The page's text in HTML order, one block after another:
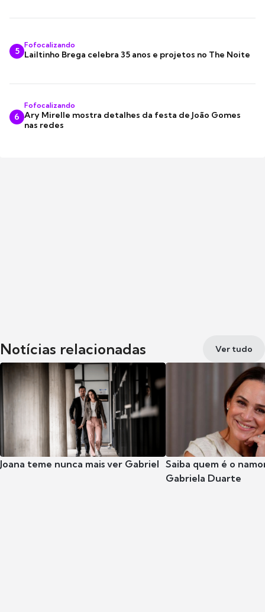
5
Fofocalizando
Lailtinho Brega celebra 35 anos e projetos no The Noite
6
Fofocalizando
Ary Mirelle mostra detalhes da festa de João Gomes
nas redes
Notícias relacionadas Ver tudo
Joana teme nunca mais ver Gabriel Saiba quem é o
Gabriela Duarte